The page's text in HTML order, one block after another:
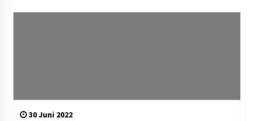
30 Juni 2022